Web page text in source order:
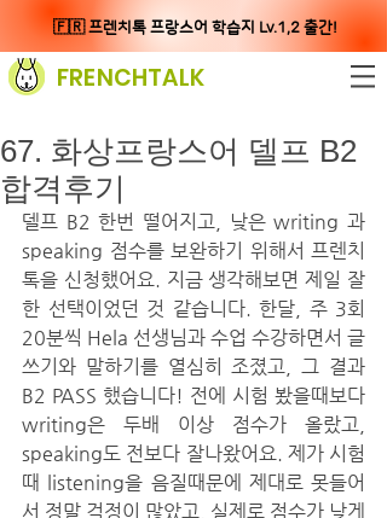
🇫🇷 프렌치톡 프랑스어 학습지 Lv.1,2 출간!
FRENCHTALK
67. 화상프랑스어 델프 B2
합격후기
델프 B2 한번 떨어지고, 낮은 writing 과
speaking 점수를 보완하기 위해서 프렌치
톡을 신청했어요. 지금 생각해보면 제일 잘
한 선택이었던 것 같습니다. 한달, 주 3회
20분씩 Hela 선생님과 수업 수강하면서 글
쓰기와 말하기를 열심히 조졌고, 그 결과
B2 PASS 했습니다! 전에 시험 봤을때보다
writing은 두배 이상 점수가 올랐고,
speaking도 전보다 잘나왔어요. 제가 시험
때 listening을 음질때문에 제대로 못들어
서 정말 걱정이 많았고, 실제로 점수가 낮게